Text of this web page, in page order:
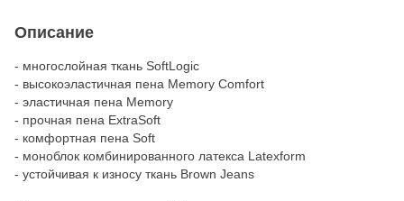
Описание
- многослойная ткань SoftLogic
- высокоэластичная пена Memory Comfort
- эластичная пена Memory
- прочная пена ExtraSoft
- комфортная пена Soft
- моноблок комбинированного латекса Latexform
- устойчивая к износу ткань Brown Jeans